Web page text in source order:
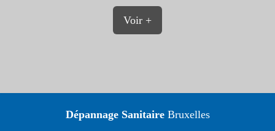
Voir +
Dépannage SanitaireBruxelles